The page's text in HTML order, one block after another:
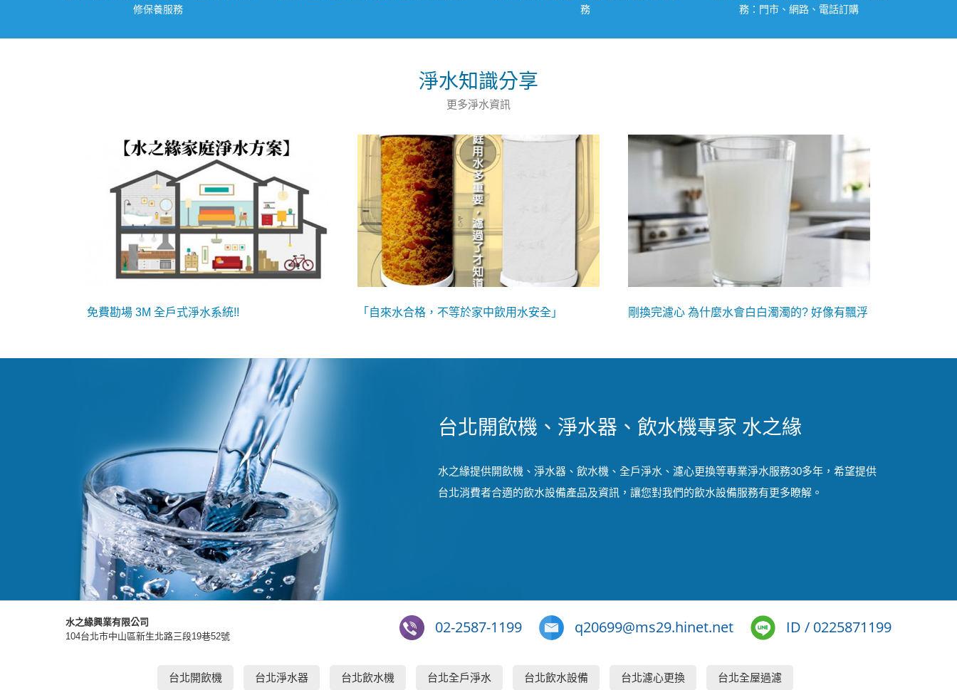
修保養服務
務
務：門市、網路、電話訂購
淨水知識分享
更多淨水資訊
免費勘場 3M 全戶式淨水系統!! 「自來水合格，不等於家中飲用水安全」
剛換完濾心 為什麼水會白白濁濁的? 好像有飄浮
台北開飲機、淨水器、飲水機專家 水之緣
水之緣提供開飲機、淨水器、飲水機、全戶淨水、濾心更換等專業淨水服務30多年，希望提供
台北消費者合適的飲水設備產品及資訊，讓您對我們的飲水設備服務有更多瞭解。
水之緣興業有限公司
104台北市中山區新生北路三段19巷52號
02-2587-1199 q20699@ms29.hinet.net ID / 0225871199
台北開飲機 台北淨水器 台北飲水機 台北全戶淨水 台北飲水設備 台北濾心更換 台北全屋過濾